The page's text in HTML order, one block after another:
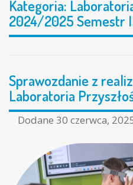
Kategoria:
2024/2025 Semestr
Sprawozdanie z
Laboratoria
Dodane 30 czerwca,